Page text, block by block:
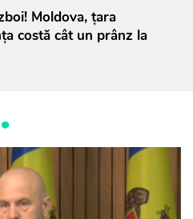
Moldova, țara
costă cât un prânz la